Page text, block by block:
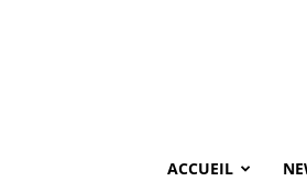
ACCUEIL